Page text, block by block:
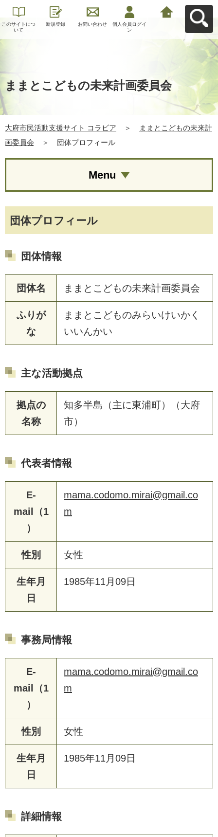
このサイトにつ
いて
新規登録 お問い合わせ
個人会員ログイ
ン
ままとこどもの未来計画委員会
大府市民活動支援サイト コラビア ＞
ままとこどもの未来計
画委員会
＞ 団体プロフィール
団体プロフィール
団体情報
団体名 ままとこどもの未来計画委員会
ふりが
な
ままとこどものみらいけいかく
いいんかい
主な活動拠点
拠点の
名称
知多半島（主に東浦町）（大府
市）
代表者情報
E-
mail（1
）
mama.codomo.mirai@gmail.co
m
性別 女性
生年月
日
1985年11月09日
事務局情報
E-
mail（1
）
mama.codomo.mirai@gmail.co
m
性別 女性
生年月
日
1985年11月09日
詳細情報
Menu